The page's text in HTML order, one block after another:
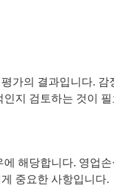
가의 결과입니다. 감
지 검토하는 것이
해당합니다. 영업
중요한 사항입니다.